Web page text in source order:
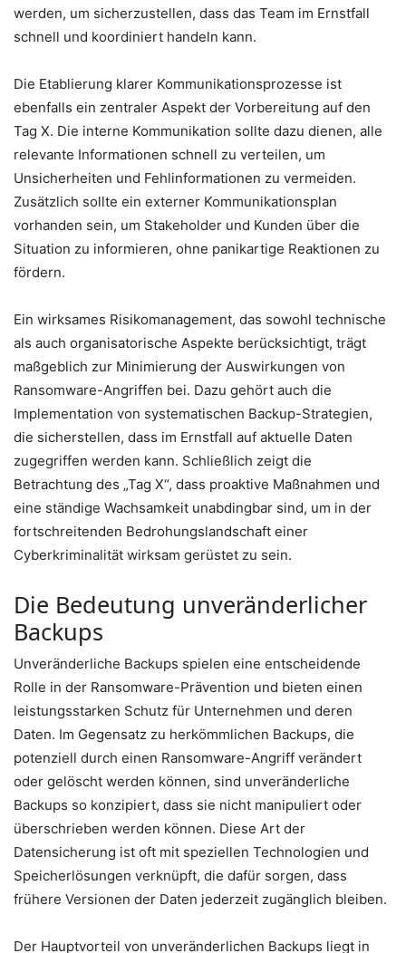
werden, um sicherzustellen, dass das Team im Ernstfall
schnell und koordiniert handeln kann.
Die Etablierung klarer Kommunikationsprozesse ist
ebenfalls ein zentraler Aspekt der Vorbereitung auf den
Tag X. Die interne Kommunikation sollte dazu dienen, alle
relevante Informationen schnell zu verteilen, um
Unsicherheiten und Fehlinformationen zu vermeiden.
Zusätzlich sollte ein externer Kommunikationsplan
vorhanden sein, um Stakeholder und Kunden über die
Situation zu informieren, ohne panikartige Reaktionen zu
fördern.
Ein wirksames Risikomanagement, das sowohl technische
als auch organisatorische Aspekte berücksichtigt, trägt
maßgeblich zur Minimierung der Auswirkungen von
Ransomware-Angriffen bei. Dazu gehört auch die
Implementation von systematischen Backup-Strategien,
die sicherstellen, dass im Ernstfall auf aktuelle Daten
zugegriffen werden kann. Schließlich zeigt die
Betrachtung des „Tag X“, dass proaktive Maßnahmen und
eine ständige Wachsamkeit unabdingbar sind, um in der
fortschreitenden Bedrohungslandschaft einer
Cyberkriminalität wirksam gerüstet zu sein.
Die Bedeutung unveränderlicher
Backups
Unveränderliche Backups spielen eine entscheidende
Rolle in der Ransomware-Prävention und bieten einen
leistungsstarken Schutz für Unternehmen und deren
Daten. Im Gegensatz zu herkömmlichen Backups, die
potenziell durch einen Ransomware-Angriff verändert
oder gelöscht werden können, sind unveränderliche
Backups so konzipiert, dass sie nicht manipuliert oder
überschrieben werden können. Diese Art der
Datensicherung ist oft mit speziellen Technologien und
Speicherlösungen verknüpft, die dafür sorgen, dass
frühere Versionen der Daten jederzeit zugänglich bleiben.
Der Hauptvorteil von unveränderlichen Backups liegt in